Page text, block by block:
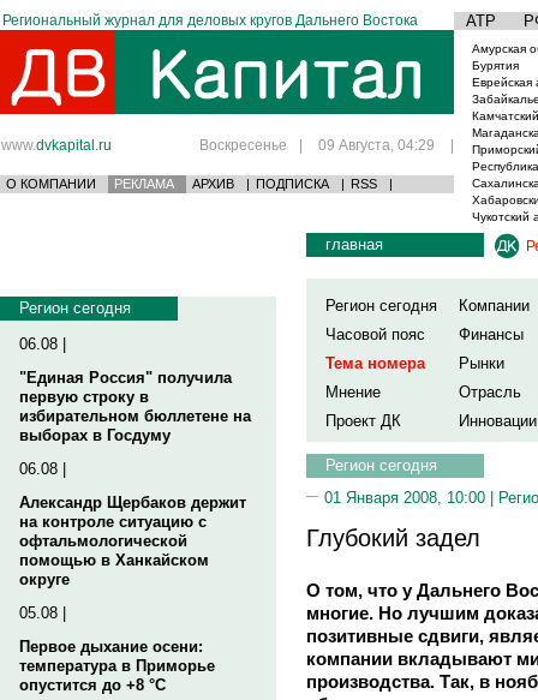
Региональный журнал для деловых кругов Дальнего Востока АТР
www.dvkapital.ru Воскресенье | 09 Августа, 04:29 |
О КОМПАНИИ РЕКЛАМА АРХИВ | ПОДПИСКА | RSS |
Амурская
Бурятия
Еврейская
Чукотский
Регион сегодня
06.08 |
"Единая Россия" получила
первую строку в
избирательном бюллетене на
выборах в Госдуму
06.08 |
Александр Щербаков держит
на контроле ситуацию с
офтальмологической
помощью в Ханкайском
округе
05.08 |
Первое дыхание осени:
температура в Приморье
опустится до +8 °C
главная
Регион сегодня
Компании
Часовой пояс
Финансы
Тема номера
Рынки
Мнение
Отрасль
Проект ДК
Инновации
Регион сегодня
01 Января 2008, 10:00 |
Глубокий задел
О том, что у Дальнего
многие. Но лучшим
позитивные сдвиги,
компании вкладывают
производства. Так, в